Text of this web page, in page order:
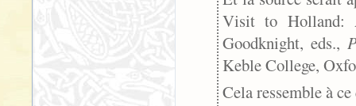
Visit to Holland:
Goodknight, eds.,
Keble College,
Cela ressemble à